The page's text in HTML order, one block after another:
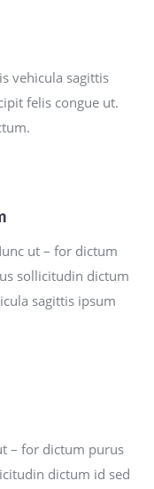
vehicula sagittis
felis congue ut.
ut – for dictum
sollicitudin dictum
sagittis ipsum
– for dictum purus
dictum id sed